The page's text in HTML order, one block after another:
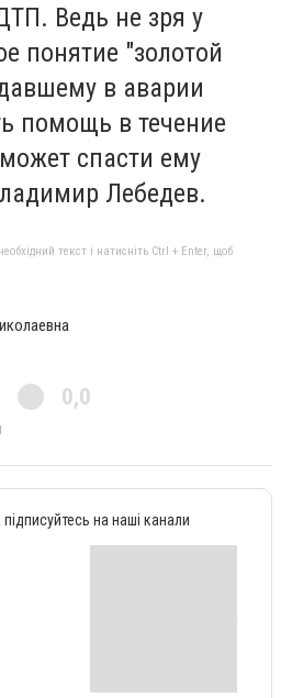
Ведь не зря у
понятие "золотой
в аварии
помощь в течение
спасти ему
Лебедев.
текст і натисніть Ctrl + Enter, щоб
0,0
на наші канали